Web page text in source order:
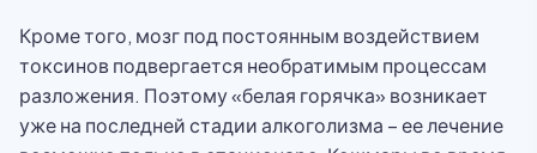
Кроме того, мозг под постоянным воздействием
токсинов подвергается необратимым процессам
разложения. Поэтому «белая горячка» возникает
уже на последней стадии алкоголизма – ее лечение